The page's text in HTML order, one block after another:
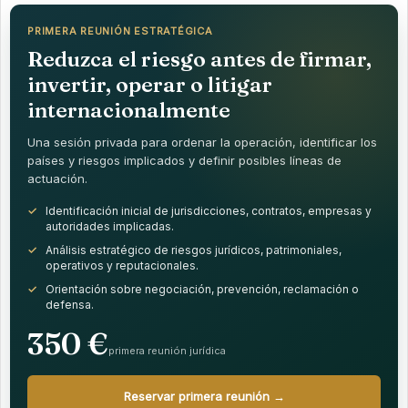
PRIMERA REUNIÓN ESTRATÉGICA
Reduzca el riesgo antes de firmar,
invertir, operar o litigar
internacionalmente
Una sesión privada para ordenar la operación, identificar los
países y riesgos implicados y definir posibles líneas de
actuación.
Identificación inicial de jurisdicciones, contratos, empresas y
autoridades implicadas.
Análisis estratégico de riesgos jurídicos, patrimoniales,
operativos y reputacionales.
Orientación sobre negociación, prevención, reclamación o
defensa.
350 €primera reunión jurídica
Reservar primera reunión →